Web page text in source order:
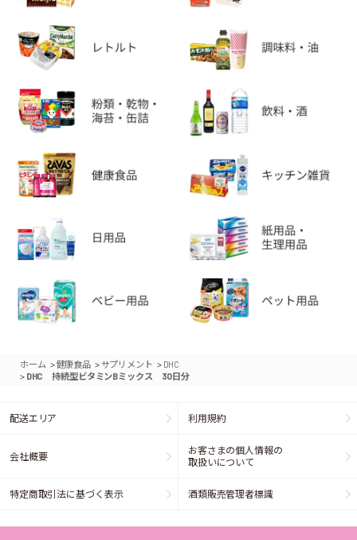
ホーム >健康食品 >サプリメント > DHC
> DHC 持続型ビタミンBミックス 30日分
配送エリア 利用規約
会社概要
お客さまの個人情報の
取扱いについて
特定商取引法に基づく表示 酒類販売管理者標識